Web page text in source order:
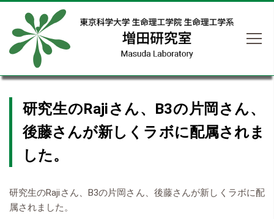
研究生のRajiさん、B3の片岡さん、
後藤さんが新しくラボに配属されま
した。
研究生のRajiさん、B3の片岡さん、後藤さんが新しくラボに配
属されました。